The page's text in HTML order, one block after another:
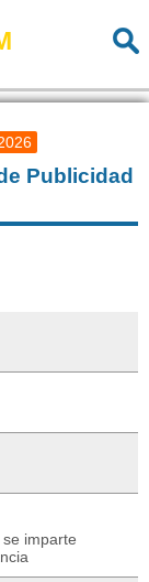
Publicidad
imparte